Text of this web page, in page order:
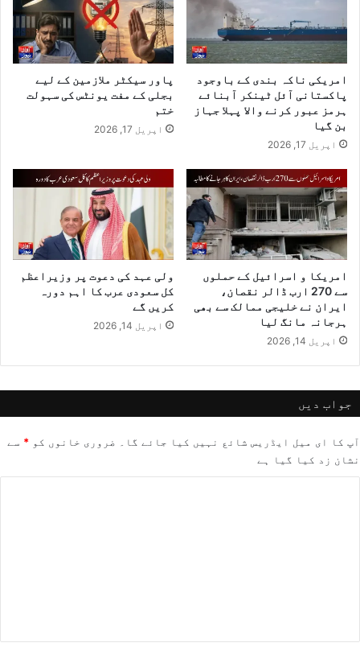
امریکی ناکہ بندی کے باوجود
پاکستانی آئل ٹینکر آبنائے
ہرمز عبور کرنے والا پہلا جہاز
بن گیا
اپریل 17, 2026
پاور سیکٹر ملازمین کے لیے
بجلی کے مفت یونٹس کی سہولت
ختم
اپریل 17, 2026
امریکا و اسرائیل کے حملوں
سے 270 ارب ڈالر نقصان،
ایران نے خلیجی ممالک سے بھی
ہرجانہ مانگ لیا
اپریل 14, 2026
ولی عہد کی دعوت پر وزیراعظم
کل سعودی عرب کا اہم دورہ
کریں گے
اپریل 14, 2026
جواب دیں
آپ کا ای میل ایڈریس شائع نہیں کیا جائے گا۔ ضروری خانوں کو * سے
نشان زد کیا گیا ہے